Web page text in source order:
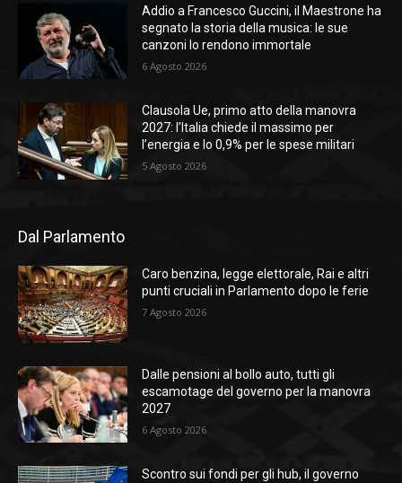
Addio a Francesco Guccini, il Maestrone ha
segnato la storia della musica: le sue
canzoni lo rendono immortale
6 Agosto 2026
Clausola Ue, primo atto della manovra
2027: l’Italia chiede il massimo per
l’energia e lo 0,9% per le spese militari
5 Agosto 2026
Dal Parlamento
Caro benzina, legge elettorale, Rai e altri
punti cruciali in Parlamento dopo le ferie
7 Agosto 2026
Dalle pensioni al bollo auto, tutti gli
escamotage del governo per la manovra
2027
6 Agosto 2026
Scontro sui fondi per gli hub, il governo